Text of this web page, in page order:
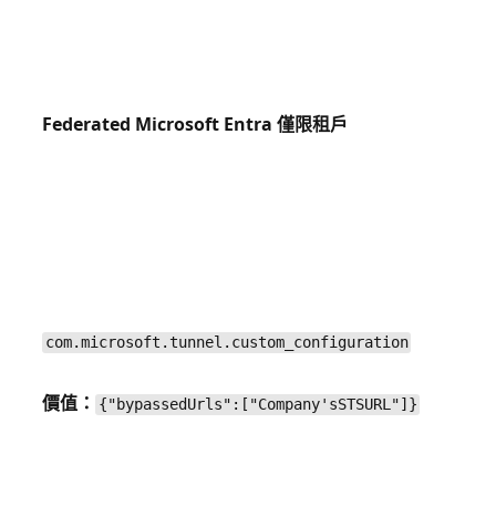
Federated Microsoft Entra 僅限租戶
com.microsoft.tunnel.custom_configuration
價值： {"bypassedUrls":["Company'sSTSURL"]}